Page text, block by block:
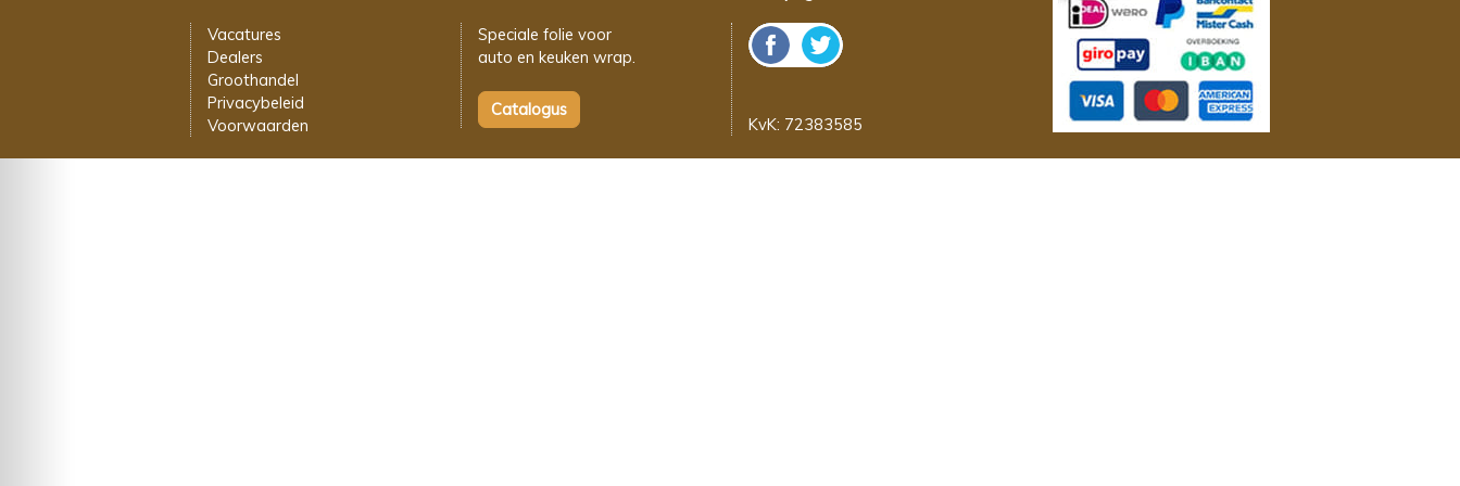
Vacatures
Dealers
Groothandel
Privacybeleid
Voorwaarden
Speciale folie voor
auto en keuken wrap.
KvK: 72383585